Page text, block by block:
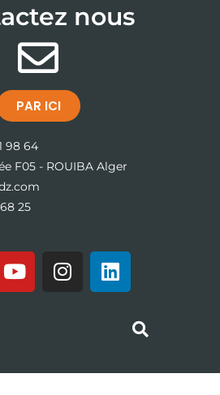
nous
PAR ICI
98 64
F05 - ROUIBA Alger
25